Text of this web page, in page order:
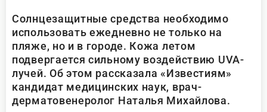
Солнцезащитные средства необходимо
использовать ежедневно не только на
пляже, но и в городе. Кожа летом
подвергается сильному воздействию UVA-
лучей. Об этом рассказала «Известиям»
кандидат медицинских наук, врач-
дерматовенеролог Наталья Михайлова.